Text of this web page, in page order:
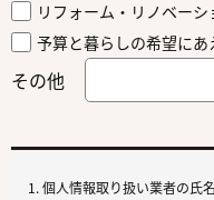
リフォーム・リノベー
予算と暮らしの希望に
その他
1. 個人情報取り扱い業者の氏